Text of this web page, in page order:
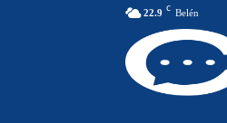
22.9 C Belén